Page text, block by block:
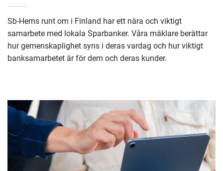
Sb-Hems runt om i Finland har ett nära och viktigt
samarbete med lokala Sparbanker. Våra mäklare berättar
hur gemenskaplighet syns i deras vardag och hur viktigt
banksamarbetet är för dem och deras kunder.